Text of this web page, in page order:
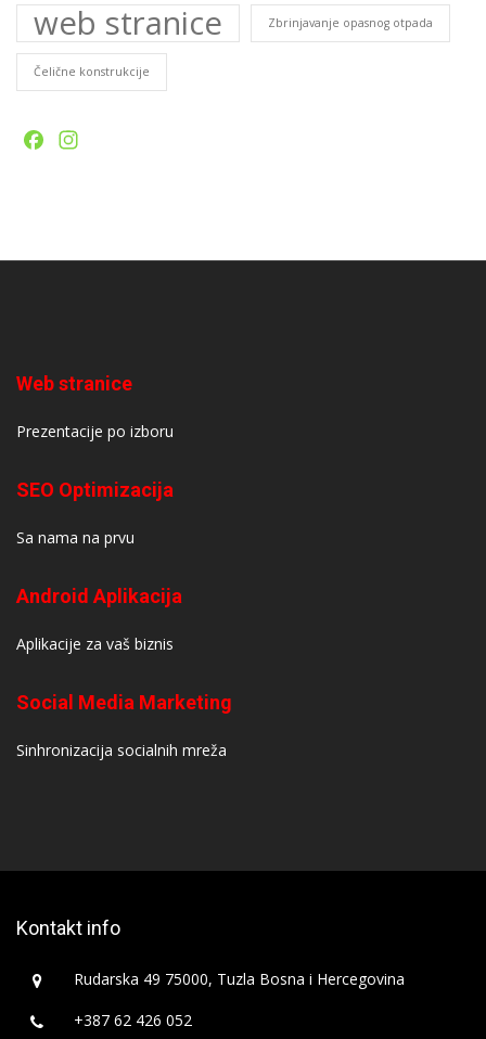
web stranice Zbrinjavanje opasnog otpada
Čelične konstrukcije
Facebook
Web stranice
Prezentacije po izboru
SEO Optimizacija
Sa nama na prvu
Android Aplikacija
Aplikacije za vaš biznis
Social Media Marketing
Sinhronizacija socialnih mreža
Kontakt info
Rudarska 49 75000, Tuzla Bosna i Hercegovina
+387 62 426 052